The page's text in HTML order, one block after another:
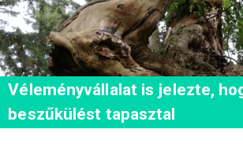
Véleményvállalat is jelezte,
beszűkülést tapasztal